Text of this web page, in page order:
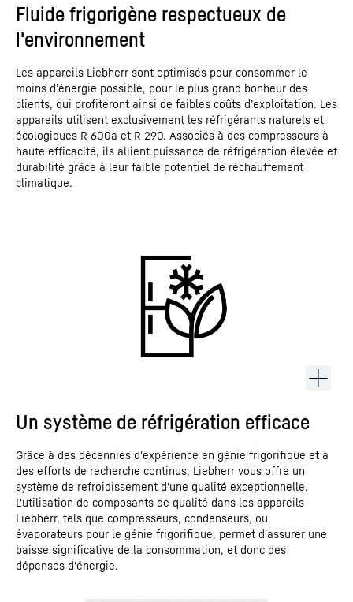
Fluide frigorigène respectueux de
l'environnement
Les appareils Liebherr sont optimisés pour consommer le
moins d’énergie possible, pour le plus grand bonheur des
clients, qui profiteront ainsi de faibles coûts d’exploitation. Les
appareils utilisent exclusivement les réfrigérants naturels et
écologiques R 600a et R 290. Associés à des compresseurs à
haute efficacité, ils allient puissance de réfrigération élevée et
durabilité grâce à leur faible potentiel de réchauffement
climatique.
Un système de réfrigération efficace
Grâce à des décennies d'expérience en génie frigorifique et à
des efforts de recherche continus, Liebherr vous offre un
système de refroidissement d'une qualité exceptionnelle.
L'utilisation de composants de qualité dans les appareils
Liebherr, tels que compresseurs, condenseurs, ou
évaporateurs pour le génie frigorifique, permet d'assurer une
baisse significative de la consommation, et donc des
dépenses d'énergie.